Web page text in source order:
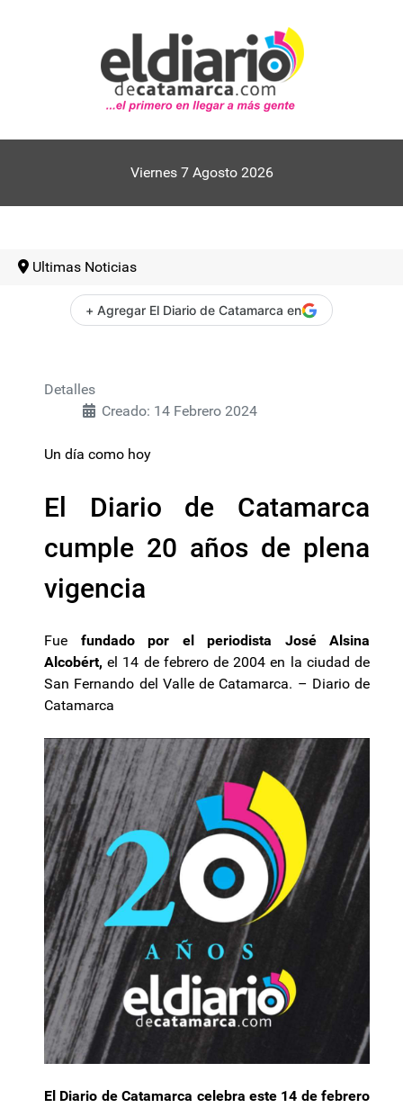
Viernes 7 Agosto 2026
Ultimas Noticias
+ Agregar El Diario de Catamarca en
Detalles
Creado: 14 Febrero 2024
Un día como hoy
El Diario de Catamarca
cumple 20 años de plena
vigencia
Fue fundado por el periodista José Alsina
Alcobért, el 14 de febrero de 2004 en la ciudad de
San Fernando del Valle de Catamarca. – Diario de
Catamarca
El Diario de Catamarca celebra este 14 de febrero